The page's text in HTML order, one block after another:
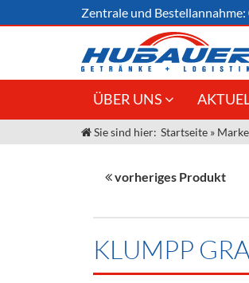
Zentrale und Bestellannahme:
ÜBER UNS
Jobs
Unser Liefergebiet
Termine
Sie sind hier: Startseite »
vorheriges Produkt
KLUMPP